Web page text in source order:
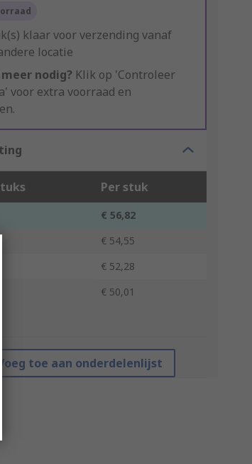
klaar voor verzending vanaf
locatie
nodig? Klik op 'Controleer
voor extra voorraad en
Per stuk
€ 56,82
€ 54,55
€ 52,28
€ 50,01
Voeg toe aan onderdelenlijst